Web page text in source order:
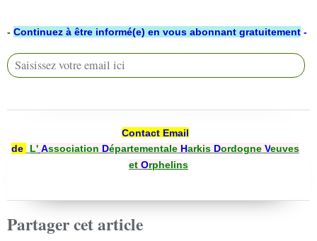
- Continuez à être informé(e) en vous abonnant gratuitement -
Contact Email
de
L' Association DépartementaleHarkis DordogneVeuves
et Orphelins
Partager cet article